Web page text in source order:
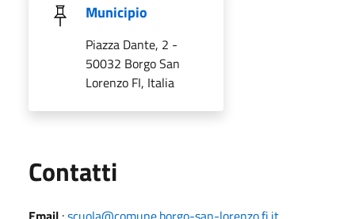
Municipio
Piazza Dante, 2 -
50032 Borgo San
Lorenzo FI, Italia
Contatti